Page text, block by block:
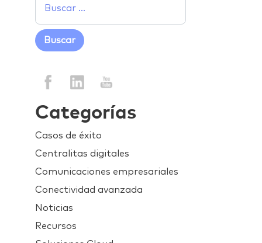
Categorías
Casos de éxito
Centralitas digitales
Comunicaciones empresariales
Conectividad avanzada
Noticias
Recursos